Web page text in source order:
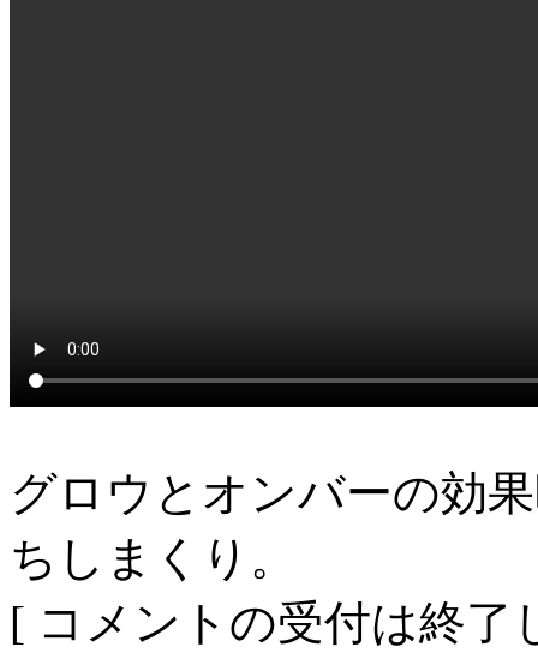
グロウとオンバーの効
ちしまくり。
[ コメントの受付は終了